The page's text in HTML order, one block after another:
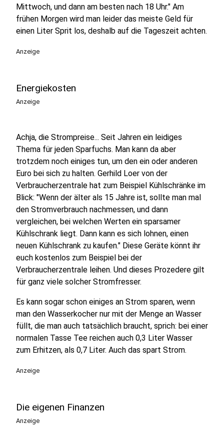
Mittwoch, und dann am besten nach 18 Uhr." Am
frühen Morgen wird man leider das meiste Geld für
einen Liter Sprit los, deshalb auf die Tageszeit achten.
Anzeige
Energiekosten
Anzeige
Achja, die Strompreise... Seit Jahren ein leidiges
Thema für jeden Sparfuchs. Man kann da aber
trotzdem noch einiges tun, um den ein oder anderen
Euro bei sich zu halten. Gerhild Loer von der
Verbraucherzentrale hat zum Beispiel Kühlschränke im
Blick: "Wenn der älter als 15 Jahre ist, sollte man mal
den Stromverbrauch nachmessen, und dann
vergleichen, bei welchen Werten ein sparsamer
Kühlschrank liegt. Dann kann es sich lohnen, einen
neuen Kühlschrank zu kaufen." Diese Geräte könnt ihr
euch kostenlos zum Beispiel bei der
Verbraucherzentrale leihen. Und dieses Prozedere gilt
für ganz viele solcher Stromfresser.
Es kann sogar schon einiges an Strom sparen, wenn
man den Wasserkocher nur mit der Menge an Wasser
füllt, die man auch tatsächlich braucht, sprich: bei einer
normalen Tasse Tee reichen auch 0,3 Liter Wasser
zum Erhitzen, als 0,7 Liter. Auch das spart Strom.
Anzeige
Die eigenen Finanzen
Anzeige